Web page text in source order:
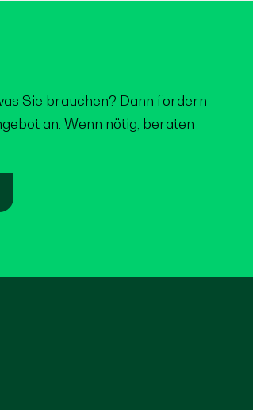
Sie brauchen? Dann fordern
an. Wenn nötig, beraten